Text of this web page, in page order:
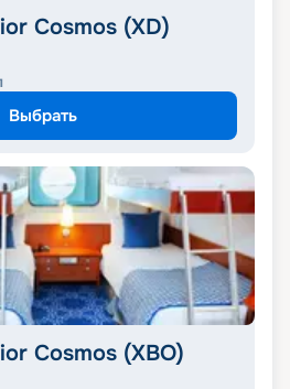
Cosmos (XD)
Выбрать
Cosmos (XBO)